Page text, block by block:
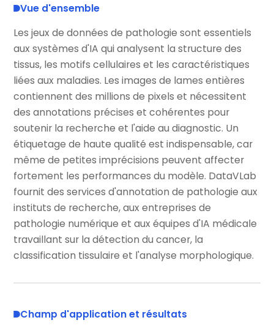
Vue d'ensemble
Les jeux de données de pathologie sont essentiels
aux systèmes d'IA qui analysent la structure des
tissus, les motifs cellulaires et les caractéristiques
liées aux maladies. Les images de lames entières
contiennent des millions de pixels et nécessitent
des annotations précises et cohérentes pour
soutenir la recherche et l'aide au diagnostic. Un
étiquetage de haute qualité est indispensable, car
même de petites imprécisions peuvent affecter
fortement les performances du modèle. DataVLab
fournit des services d'annotation de pathologie aux
instituts de recherche, aux entreprises de
pathologie numérique et aux équipes d'IA médicale
travaillant sur la détection du cancer, la
classification tissulaire et l'analyse morphologique.
Champ d'application et résultats